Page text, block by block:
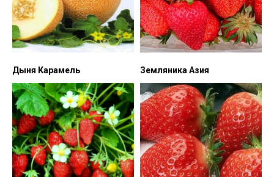
Дыня Карамель Земляника Азия